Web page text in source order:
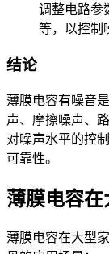
调整电路参
等，以控制
结论
薄膜电容有噪音
声、摩擦噪声、
对噪声水平的控
可靠性。
薄膜电容在
薄膜电容在大型